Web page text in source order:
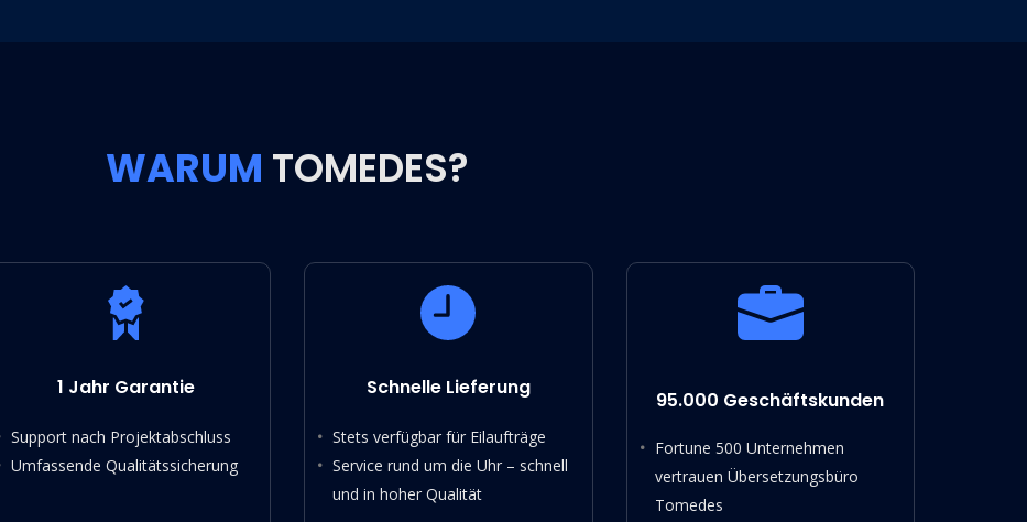
WARUM TOMEDES?
1 Jahr Garantie
Support nach Projektabschluss
Umfassende Qualitätssicherung
Schnelle Lieferung
Stets verfügbar für Eilaufträge
Service rund um die Uhr – schnell
und in hoher Qualität
95.000 Geschäftskunden
Fortune 500 Unternehmen
vertrauen Übersetzungsbüro
Tomedes